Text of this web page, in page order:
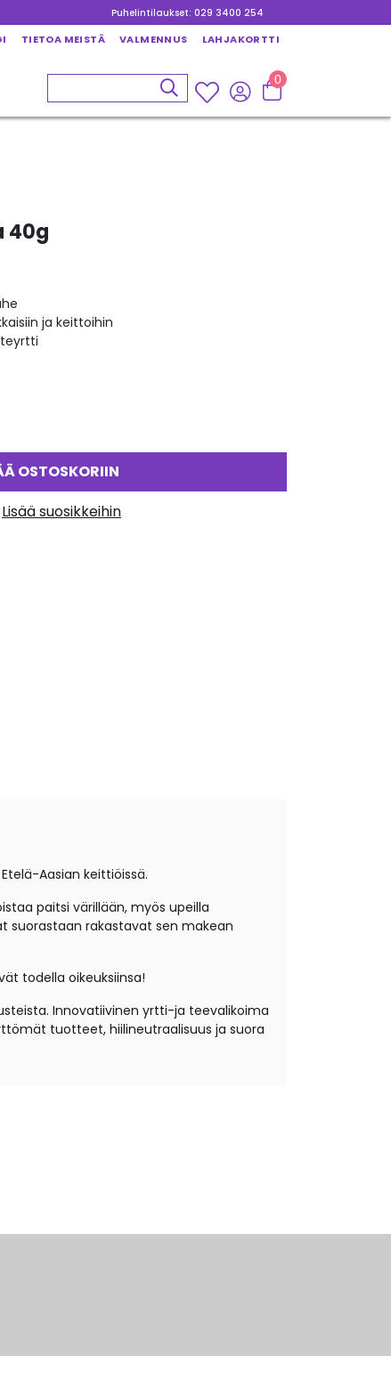
Puhelintilaukset: 029 3400 254
TIETOA MEISTÄ VALMENNUS LAHJAKORTTI
0
40g
ja keittoihin
OSTOSKORIIN
Lisää suosikkeihin
Aasian keittiöissä.
paitsi värillään, myös upeilla
suorastaan rakastavat sen makean
todella oikeuksiinsa!
Innovatiivinen yrtti-ja teevalikoima
tuotteet, hiilineutraalisuus ja suora